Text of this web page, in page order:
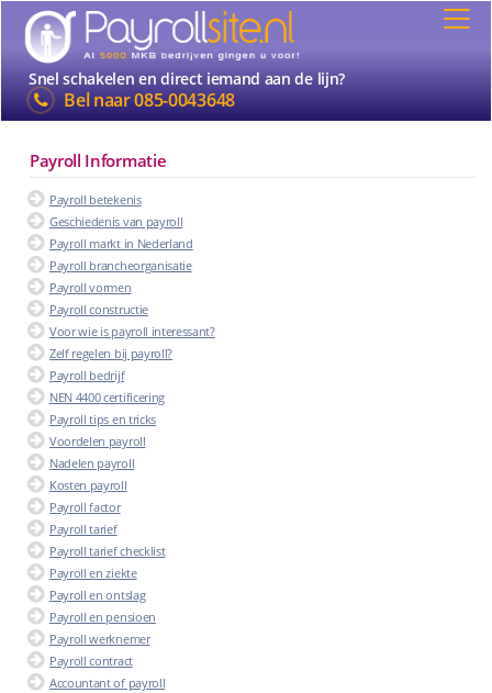
Snel schakelen en direct iemand aan de lijn?
Bel naar085-0043648
Payroll Informatie
Payroll betekenis
Geschiedenis van payroll
Payroll markt in Nederland
Payroll brancheorganisatie
Payroll vormen
Payroll constructie
Voor wie is payroll interessant?
Zelf regelen bij payroll?
Payroll bedrijf
NEN 4400 certificering
Payroll tips en tricks
Voordelen payroll
Nadelen payroll
Kosten payroll
Payroll factor
Payroll tarief
Payroll tarief checklist
Payroll en ziekte
Payroll en ontslag
Payroll en pensioen
Payroll werknemer
Payroll contract
Accountant of payroll